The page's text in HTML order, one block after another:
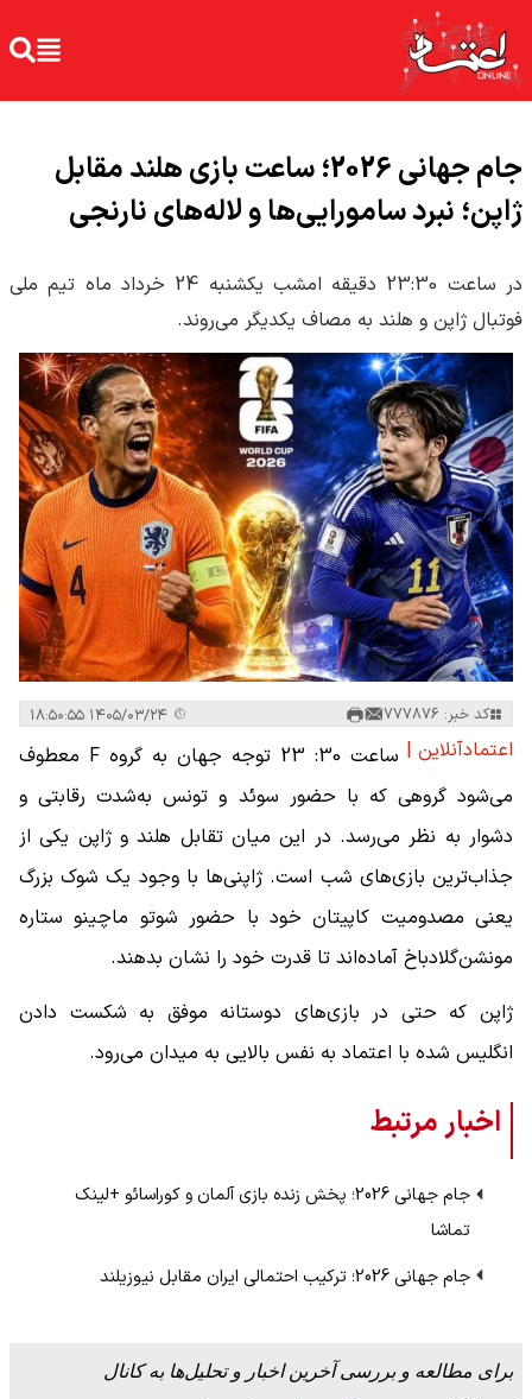
جام جهانی 2026؛ ساعت بازی هلند مقابل
ژاپن؛ نبرد سامورایی‌‌ها و لاله‌های نارنجی
در ساعت 23:30 دقیقه امشب یکشنبه 24 خرداد ماه تیم ملی
فوتبال ژاپن و هلند به مصاف یکدیگر می‌روند.
کد خبر: 777876
اعتمادآنلاین |
ساعت 30: 23 توجه جهان به گروه F معطوف
می‌شود گروهی که با حضور سوئد و تونس به‌شدت رقابتی و
دشوار به نظر می‌رسد. در این میان تقابل هلند و ژاپن یکی از
جذاب‌‌ترین بازی‌های شب است. ژاپنی‌‌ها با وجود یک شوک بزرگ
یعنی مصدومیت کاپیتان خود با حضور شوتو ماچینو ستاره
مونشن‌گلادباخ آماده‌‌اند تا قدرت خود را نشان بدهند.
ژاپن که حتی در بازی‌های دوستانه موفق به شکست دادن
انگلیس شده با اعتماد به‌ نفس بالایی به میدان می‌رود.
اخبار مرتبط
جام جهانی 2026؛ پخش زنده بازی آلمان و کوراسائو +‌لینک
تماشا
جام جهانی 2026؛ ترکیب احتمالی ایران مقابل نیوزیلند
برای مطالعه و بررسی آخرین اخبار و تحلیل‌ها به کانال